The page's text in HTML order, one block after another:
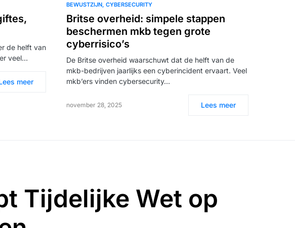
de helft van
veel…
meer
BEWUSTZIJN CYBERSECURITY
Britse overheid: simpele stappen
beschermen mkb tegen grote
cyberrisico’s
De Britse overheid waarschuwt dat de helft van de
mkb-bedrijven jaarlijks een cyberincident ervaart. Veel
mkb’ers vinden cybersecurity…
november 28, 2025 Lees meer
Tijdelijke Wet op